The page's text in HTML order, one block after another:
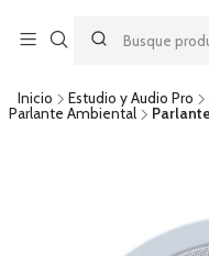
por una compra mínima
acumulable a otras
Inicio Estudio y Audio Pro
Parlante Ambiental